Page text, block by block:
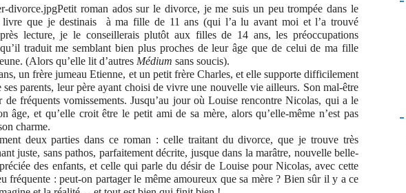
Petit roman ados sur le divorce, je me suis un peu trompée dans le
que je destinais
à ma fille de 11 ans (qui l’a lu avant moi et l’a trouvé
lecture, je le conseillerais plutôt aux filles de 14 ans, les préoccupations
qu’il traduit me semblant bien plus proches de leur âge que de celui de ma fille
(Alors qu’elle lit d’autres Médium sans soucis).
un frère jumeau Etienne, et un petit frère Charles, et elle supporte difficilement
ses parents, leur père ayant choisi de vivre une nouvelle vie ailleurs. Son mal-être
de fréquents vomissements. Jusqu’au jour où Louise rencontre Nicolas, qui a le
âge, et qu’elle croit être le petit ami de sa mère, alors qu’elle-même n’est pas
charme.
deux parties dans ce roman : celle traitant du divorce, que je trouve très
juste, sans pathos, parfaitement décrite, jusque dans la marâtre, nouvelle belle-
des enfants, et celle qui parle du désir de Louise pour Nicolas, avec cette
fréquente : peut-on partager le même amoureux que sa mère ? Bien sûr il y a ce